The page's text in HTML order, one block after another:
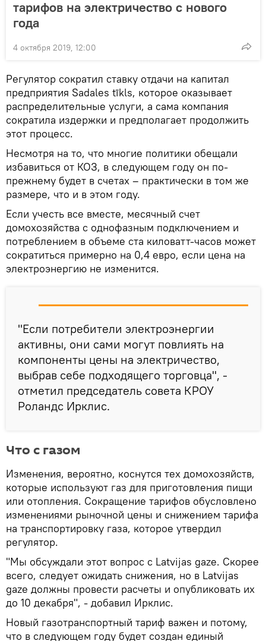
тарифов на электричество с нового
года
4 октября 2019, 12:00
Регулятор сократил ставку отдачи на капитал
предприятия Sadales tīkls, которое оказывает
распределительные услуги, а сама компания
сократила издержки и предполагает продолжить
этот процесс.
Несмотря на то, что многие политики обещали
избавиться от КОЗ, в следующем году он по-
прежнему будет в счетах – практически в том же
размере, что и в этом году.
Если учесть все вместе, месячный счет
домохозяйства с однофазным подключением и
потреблением в объеме ста киловатт-часов может
сократиться примерно на 0,4 евро, если цена на
электроэнергию не изменится.
"Если потребители электроэнергии
активны, они сами могут повлиять на
компоненты цены на электричество,
выбрав себе подходящего торговца", -
отметил председатель совета КРОУ
Роландс Ирклис.
Что с газом
Изменения, вероятно, коснутся тех домохозяйств,
которые используют газ для приготовления пищи
или отопления. Сокращение тарифов обусловлено
изменениями рыночной цены и снижением тарифа
на транспортировку газа, которое утвердил
регулятор.
"Мы обсуждали этот вопрос с Latvijas gaze. Скорее
всего, следует ожидать снижения, но в Latvijas
gaze должны провести расчеты и опубликовать их
до 10 декабря", - добавил Ирклис.
Новый газотранспортный тариф важен и потому,
что в следующем году будет создан единый